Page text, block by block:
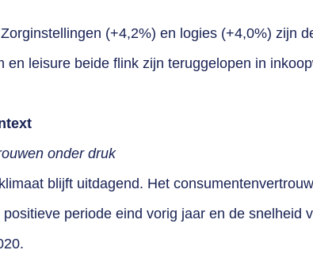
(+4,2%) en logies (+4,0%) zijn
en leisure beide flink zijn teruggelopen in
onder druk
blijft uitdagend. Het
periode eind vorig jaar en de snelheid